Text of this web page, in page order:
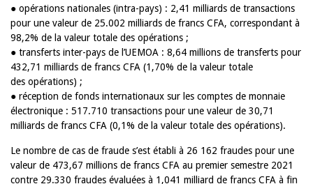
● opérations nationales (intra-pays) : 2,41 milliards de transactions
pour une valeur de 25.002 milliards de francs CFA, correspondant à
98,2% de la valeur totale des opérations ;
● transferts inter-pays de l’UEMOA : 8,64 millions de transferts pour
432,71 milliards de francs CFA (1,70% de la valeur totale
des opérations) ;
● réception de fonds internationaux sur les comptes de monnaie
électronique : 517.710 transactions pour une valeur de 30,71
milliards de francs CFA (0,1% de la valeur totale des opérations).
Le nombre de cas de fraude s’est établi à 26 162 fraudes pour une
valeur de 473,67 millions de francs CFA au premier semestre 2021
contre 29.330 fraudes évaluées à 1,041 milliard de francs CFA à fin